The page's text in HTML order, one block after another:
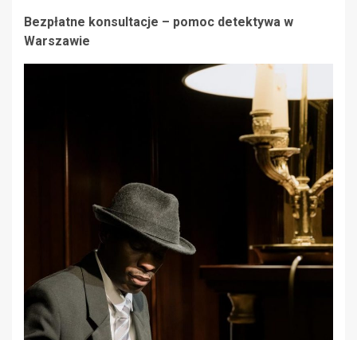
Bezpłatne konsultacje – pomoc detektywa w
Warszawie